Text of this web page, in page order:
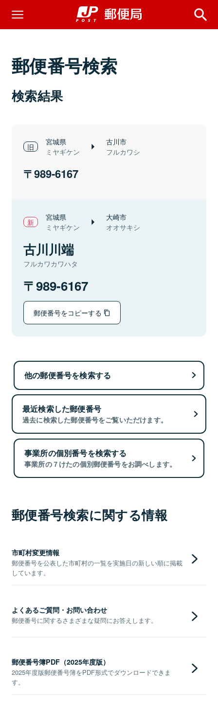
郵便番号検索
検索結果
宮城県
ミヤギケン
古川市
フルカワシ
989-6167
宮城県
ミヤギケン
大崎市
オオサキシ
古川川端
フルカワカワハタ
989-6167
郵便番号をコピーする
他の郵便番号を検索する
最近検索した郵便番号
過去に検索した郵便番号をご覧いただけます。
事業所の個別番号を検索する
事業所の７けたの個別郵便番号をお調べします。
郵便番号検索に関する情報
市町村変更情報
郵便番号を公表した市町村の一覧を実施日の新しい順に掲載
しています。
よくあるご質問・お問い合わせ
郵便番号に関するさまざまな疑問にお答えします。
郵便番号簿PDF（2025年度版）
2025年度版郵便番号簿をPDF形式でダウンロードできま
す。